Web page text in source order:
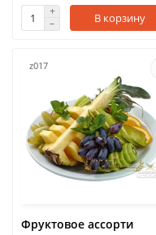
В корзину
z017
Фруктовое ассорти